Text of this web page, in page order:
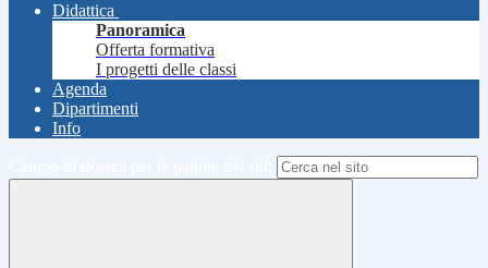
Didattica
Panoramica
Offerta formativa
I progetti delle classi
Agenda
Dipartimenti
Info